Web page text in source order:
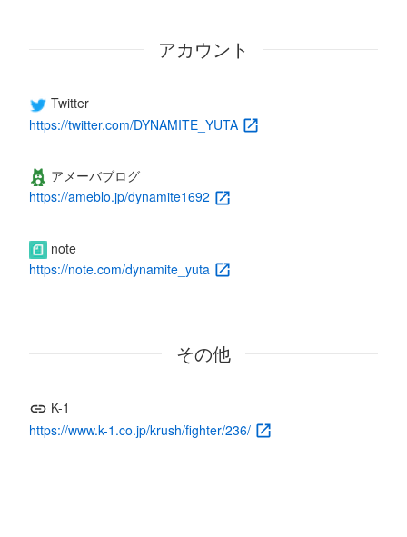
アカウント
Twitter
https://twitter.com/DYNAMITE_YUTA
アメーバブログ
https://ameblo.jp/dynamite1692
note
https://note.com/dynamite_yuta
その他
K-1
https://www.k-1.co.jp/krush/fighter/236/